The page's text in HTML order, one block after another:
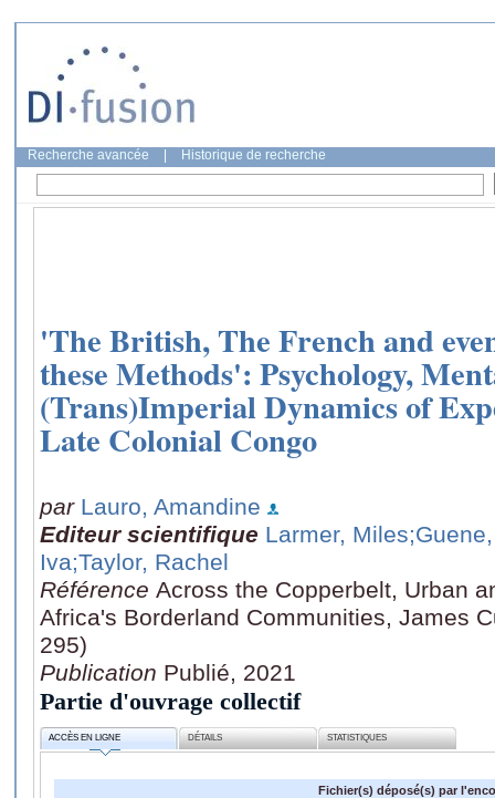
Recherche avancée Historique de recherche
'The British, The French and
these Methods': Psychology,
(Trans)Imperial Dynamics of
Late Colonial Congo
par Lauro, Amandine
Editeur scientifique Larmer, Miles
Iva;Taylor, Rachel
Référence Across the Copperbelt, Urban
Africa's Borderland Communities, James
295)
Publication Publié, 2021
Partie d'ouvrage collectif
ACCÈS EN LIGNE DÉTAILS STATISTIQUES
Fichier(s) déposé(s) par